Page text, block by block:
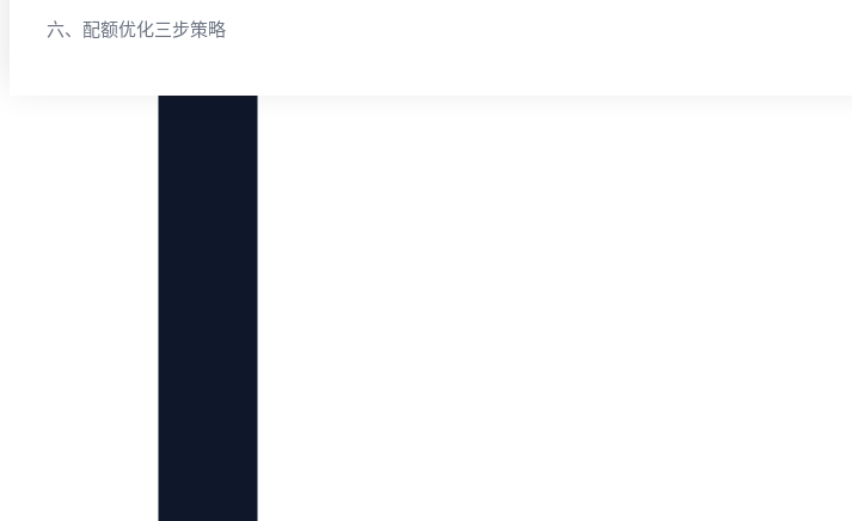
六、配额优化三步策略